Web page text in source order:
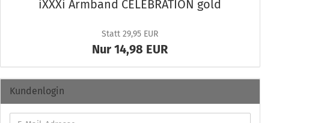
iXXXi Arm­band CE­LE­BRA­TI­ON gold
Statt 29,95 EUR
Nur 14,98 EUR
Kundenlogin